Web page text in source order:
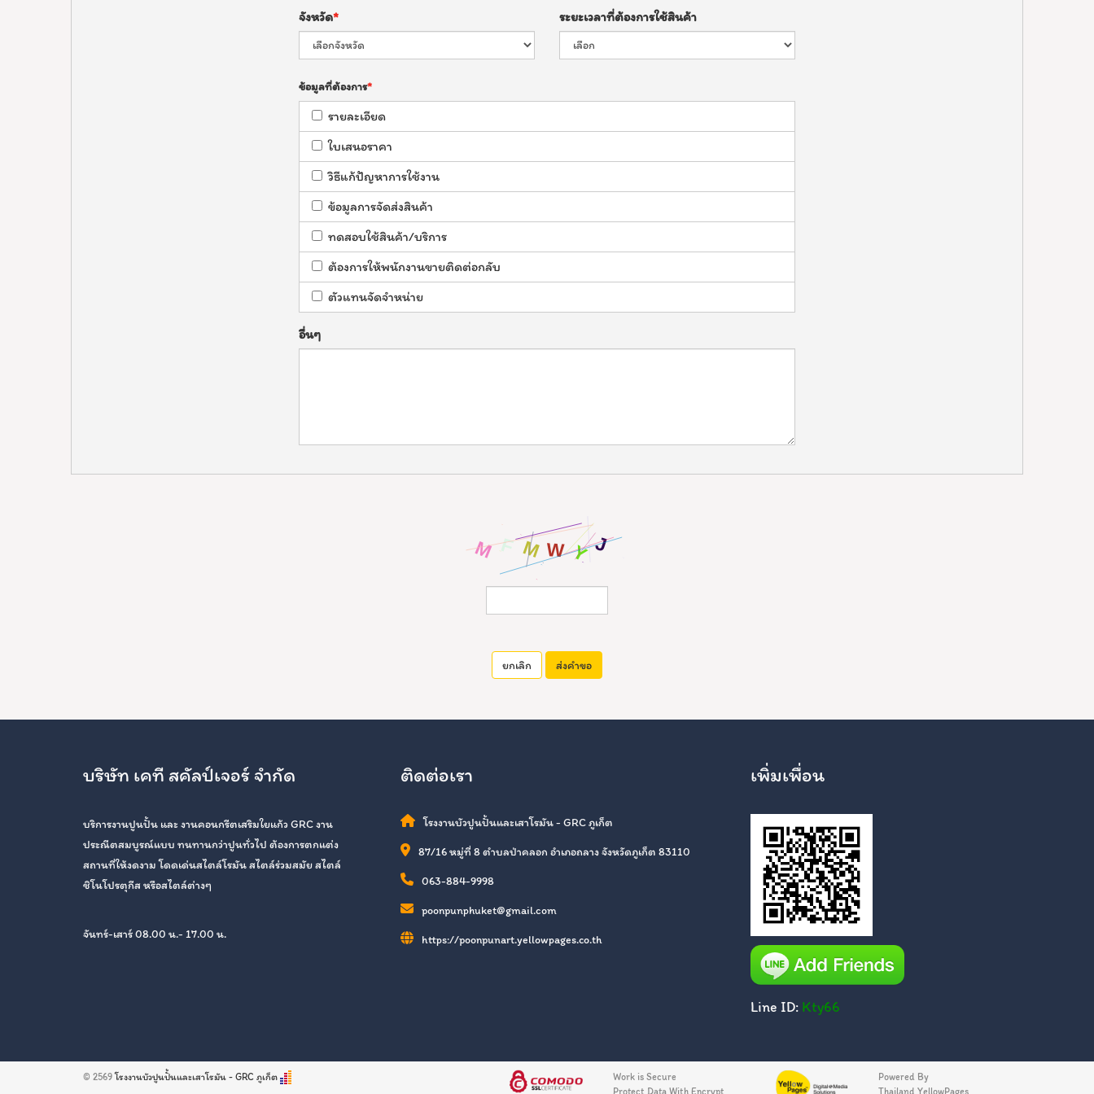
จังหวัด ระยะเวลาที่ต้องการใช้สินค้า
ข้อมูลที่ต้องการ
รายละเอียด
ใบเสนอราคา
วิธีแก้ปัญหาการใช้งาน
ข้อมูลการจัดส่งสินค้า
ทดสอบใช้สินค้า/บริการ
ต้องการให้พนักงานขายติดต่อกลับ
ตัวแทนจัดจำหน่าย
อื่นๆ
ยกเลิก ส่งคำขอ
บริษัท เคที สคัลป์เจอร์ จำกัด
บริการงานปูนปั้น และ งานคอนกรีตเสริมใยแก้ว GRC งาน
ประณีตสมบูรณ์แบบ ทนทานกว่าปูนทั่วไป ต้องการตกแต่ง
สถานที่ให้งดงาม โดดเด่นสไตล์โรมัน สไตล์ร่วมสมัย สไตล์
ชิโนโปรตุกีส หรือสไตล์ต่างๆ
จันทร์-เสาร์ 08.00 น.- 17.00 น.
ติดต่อเรา
โรงงานบัวปูนปั้นและเสาโรมัน - GRC ภูเก็ต
87/16 หมู่ที่ 8 ตำบลป่าคลอก อำเภอถลาง จังหวัดภูเก็ต 83110
063-884-9998
poonpunphuket@gmail.com
https://poonpunart.yellowpages.co.th
เพิ่มเพื่อน
Line ID: Kty66
© 2569โรงงานบัวปูนปั้นและเสาโรมัน - GRC ภูเก็ต
Work is Secure
Protect Data With Encrypt
Powered By
Thailand YellowPages